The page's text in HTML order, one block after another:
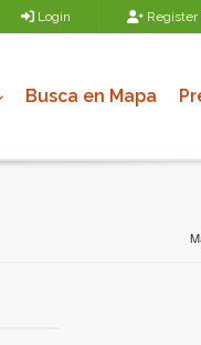
Login Register
Busca en Mapa